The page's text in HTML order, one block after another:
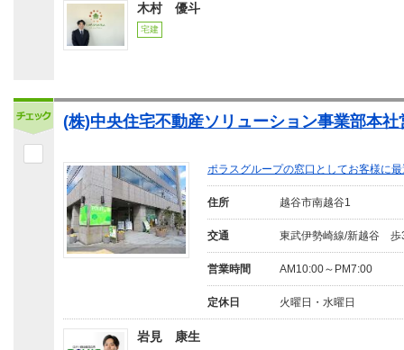
木村 優斗
宅建
(株)中央住宅不動産ソリューション事業部本社
ポラスグループの窓口としてお客様に
住所 越谷市南越谷1
交通 東武伊勢崎線/新越谷 歩
営業時間 AM10:00～PM7:00
定休日 火曜日・水曜日
岩見 康生